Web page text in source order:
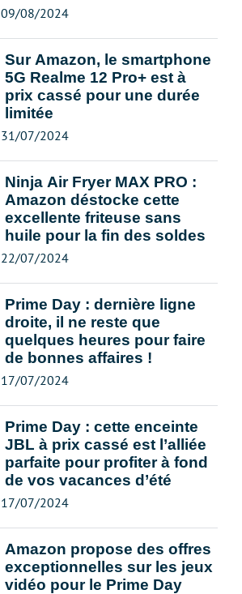
09/08/2024
Sur Amazon, le smartphone
5G Realme 12 Pro+ est à
prix cassé pour une durée
limitée
31/07/2024
Ninja Air Fryer MAX PRO :
Amazon déstocke cette
excellente friteuse sans
huile pour la fin des soldes
22/07/2024
Prime Day : dernière ligne
droite, il ne reste que
quelques heures pour faire
de bonnes affaires !
17/07/2024
Prime Day : cette enceinte
JBL à prix cassé est l’alliée
parfaite pour profiter à fond
de vos vacances d’été
17/07/2024
Amazon propose des offres
exceptionnelles sur les jeux
vidéo pour le Prime Day